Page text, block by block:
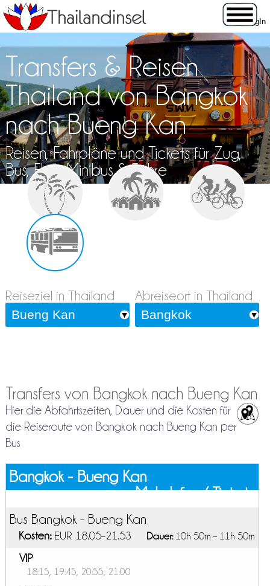
Transfers & Reisen
Thailand von Bangkok
nach Bueng Kan
Reisen, Fahrpläne und Tickets für Zug,
Bus, Flug, Minibus & Fähre
Reiseziel in Thailand Abreiseort in Thailand
Transfers von Bangkok nach Bueng Kan
Hier die Abfahrtszeiten, Dauer und die Kosten für
die Reiseroute von Bangkok nach Bueng Kan per
Bus
Bangkok - Bueng Kan
Mehr Infos / Tickets
Bus Bangkok - Bueng Kan
Kosten:EUR 18.05–21.53 Dauer:10h 50m – 11h 50m
VIP
18:15, 19:45, 20:55, 21:00